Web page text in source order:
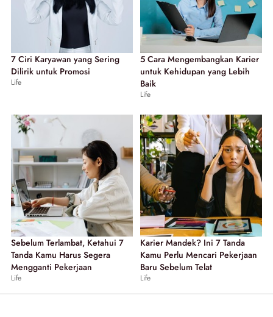
7 Ciri Karyawan yang Sering
Dilirik untuk Promosi
Life
5 Cara Mengembangkan Karier
untuk Kehidupan yang Lebih
Baik
Life
Sebelum Terlambat, Ketahui 7
Tanda Kamu Harus Segera
Mengganti Pekerjaan
Life
Karier Mandek? Ini 7 Tanda
Kamu Perlu Mencari Pekerjaan
Baru Sebelum Telat
Life